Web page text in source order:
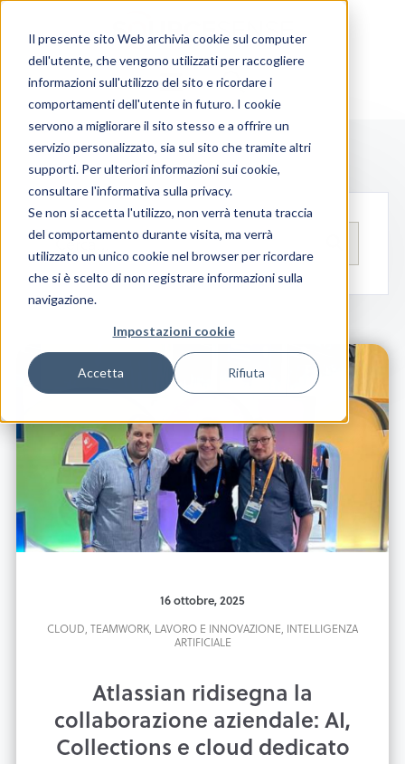
Il presente sito Web archivia cookie sul computer
dell'utente, che vengono utilizzati per raccogliere
informazioni sull'utilizzo del sito e ricordare i
comportamenti dell'utente in futuro. I cookie
servono a migliorare il sito stesso e a offrire un
servizio personalizzato, sia sul sito che tramite altri
supporti. Per ulteriori informazioni sui cookie,
consultare l'informativa sulla privacy.
Se non si accetta l'utilizzo, non verrà tenuta traccia
del comportamento durante visita, ma verrà
utilizzato un unico cookie nel browser per ricordare
che si è scelto di non registrare informazioni sulla
navigazione.
Impostazioni cookie
Accetta Rifiuta
16 ottobre, 2025
CLOUD, TEAMWORK, LAVORO E INNOVAZIONE, INTELLIGENZA
ARTIFICIALE
Atlassian ridisegna la
collaborazione aziendale: AI,
Collections e cloud dedicato